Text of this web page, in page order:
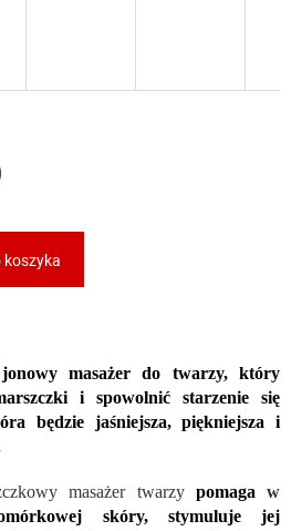
koszyka
masażer do twarzy, który
i spowolnić starzenie się
będzie jaśniejsza, piękniejsza i
masażer twarzy pomaga w
skóry, stymuluje jej